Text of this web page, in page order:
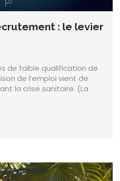
: le levier
de faible qualification de
de l’emploi vient de
la crise sanitaire. (La